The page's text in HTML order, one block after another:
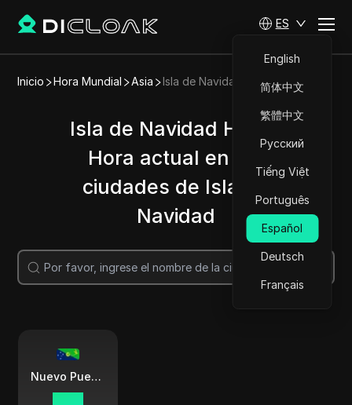
ES
English
简体中文
繁體中文
Русский
Tiếng Việt
Português
Español
Deutsch
Français
Inicio Hora Mundial Asia Isla de Navidad
Isla de Navidad Hora |
Hora actual en las
ciudades de Isla de
Navidad
Nuevo Pueblo